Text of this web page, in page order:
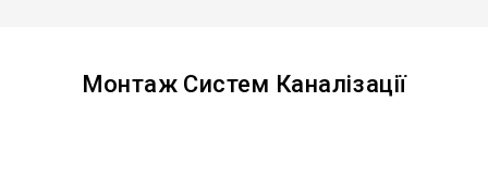
Монтаж Систем Каналізації